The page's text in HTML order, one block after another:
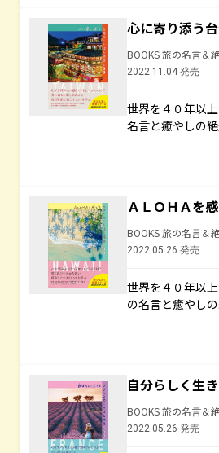
心に寄り添う
BOOKS 旅の名言＆
2022.11.04 発売
世界を４０年以
名言と癒やしの
ＡＬＯＨＡを
BOOKS 旅の名言＆
2022.05.26 発売
世界を４０年以
の名言と癒やし
自分らしく生
BOOKS 旅の名言＆
2022.05.26 発売